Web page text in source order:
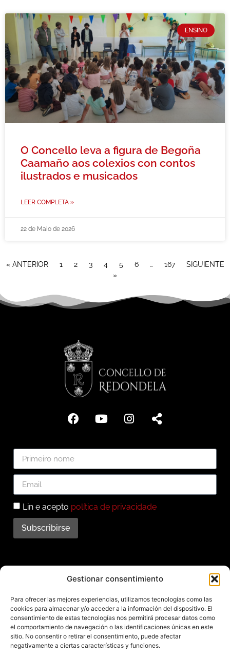
Gestionar consentimiento
Para ofrecer las mejores experiencias, utilizamos tecnologías como las
cookies para almacenar y/o acceder a la información del dispositivo. El
consentimiento de estas tecnologías nos permitirá procesar datos como
el comportamiento de navegación o las identificaciones únicas en este
sitio. No consentir o retirar el consentimiento, puede afectar
negativamente a ciertas características y funciones.
ENSINO
O Concello leva a figura de Begoña
Caamaño aos colexios con contos
ilustrados e musicados
LEER COMPLETA »
22 de Maio de 2026
« ANTERIOR 1 2 3 4 5 6 … 167
SIGUIENTE
»
Lin e acepto política de privacidade
Subscribirse
Subscríbete ao noso
boletín
Mantente informado das últimas novidades e
actividades do municipio. Subscríbete agora e
recibe no teu enderezo electrónico toda a